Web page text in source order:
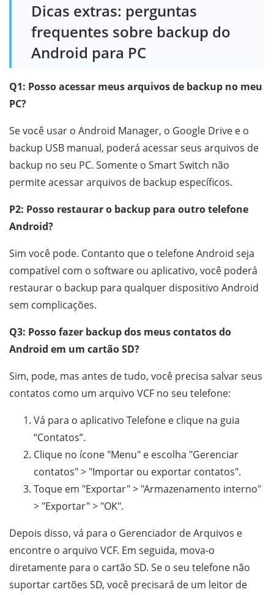
Dicas extras: perguntas
frequentes sobre backup do
Android para PC
Q1: Posso acessar meus arquivos de backup no meu
PC?
Se você usar o Android Manager, o Google Drive e o
backup USB manual, poderá acessar seus arquivos de
backup no seu PC. Somente o Smart Switch não
permite acessar arquivos de backup específicos.
P2: Posso restaurar o backup para outro telefone
Android?
Sim você pode. Contanto que o telefone Android seja
compatível com o software ou aplicativo, você poderá
restaurar o backup para qualquer dispositivo Android
sem complicações.
Q3: Posso fazer backup dos meus contatos do
Android em um cartão SD?
Sim, pode, mas antes de tudo, você precisa salvar seus
contatos como um arquivo VCF no seu telefone:
Vá para o aplicativo Telefone e clique na guia
“Contatos”.
Clique no ícone "Menu" e escolha "Gerenciar
contatos" > "Importar ou exportar contatos".
Toque em "Exportar" > "Armazenamento interno"
> "Exportar" > "OK".
Depois disso, vá para o Gerenciador de Arquivos e
encontre o arquivo VCF. Em seguida, mova-o
diretamente para o cartão SD. Se o seu telefone não
suportar cartões SD, você precisará de um leitor de